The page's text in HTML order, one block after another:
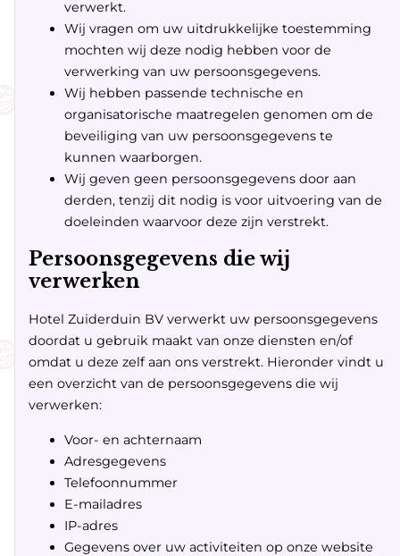
verwerkt.
Wij vragen om uw uitdrukkelijke toestemming
mochten wij deze nodig hebben voor de
verwerking van uw persoonsgegevens.
Wij hebben passende technische en
organisatorische maatregelen genomen om de
beveiliging van uw persoonsgegevens te
kunnen waarborgen.
Wij geven geen persoonsgegevens door aan
derden, tenzij dit nodig is voor uitvoering van de
doeleinden waarvoor deze zijn verstrekt.
Persoonsgegevens die wij
verwerken
Hotel Zuiderduin BV verwerkt uw persoonsgegevens
doordat u gebruik maakt van onze diensten en/of
omdat u deze zelf aan ons verstrekt. Hieronder vindt u
een overzicht van de persoonsgegevens die wij
verwerken:
Voor- en achternaam
Adresgegevens
Telefoonnummer
E-mailadres
IP-adres
Gegevens over uw activiteiten op onze website